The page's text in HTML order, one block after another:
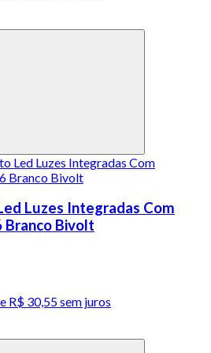
Luzes Integradas Com
Bivolt
R$ 30,55 sem juros